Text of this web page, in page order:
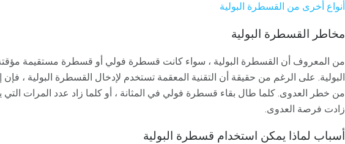
أنواع أخرى من القسطرة البولية
مخاطر القسطرة البولية
من المعروف أن القسطرة البولية ، سواء كانت قسطرة فولي أو قسطرة مستقيمة
البولية. على الرغم من حقيقة أن التقنية المعقمة تستخدم لإدخال القسطرة البولية ،
من خطر العدوى. كلما طال بقاء قسطرة فولي في المثانة ، أو كلما زاد عدد المرات التي
زادت فرصة العدوى.
أسباب لماذا يمكن استخدام قسطرة البولية